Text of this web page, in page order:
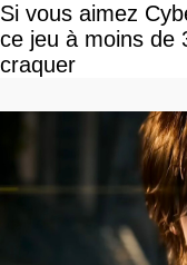
Si vous aimez
ce jeu à moins de
craquer